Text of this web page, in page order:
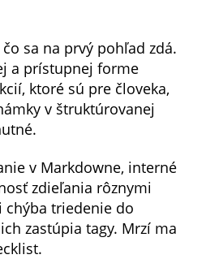
sa na prvý pohľad zdá.
a prístupnej forme
ktoré sú pre človeka,
v štruktúrovanej
v Markdowne, interné
zdieľania rôznymi
chýba triedenie do
zastúpia tagy. Mrzí ma